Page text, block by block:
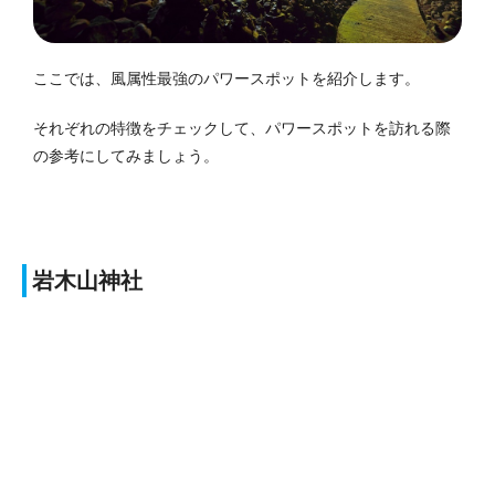
ここでは、風属性最強のパワースポットを紹介します。
それぞれの特徴をチェックして、パワースポットを訪れる際
の参考にしてみましょう。
岩木山神社